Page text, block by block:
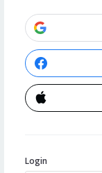
Login